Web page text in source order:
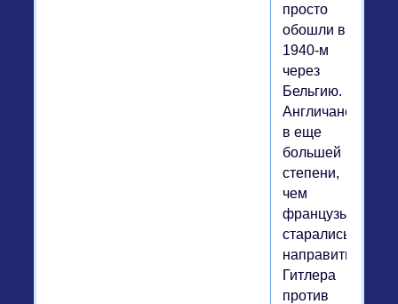
просто
обошли в
1940-м
через
Бельгию.
Англичане
в еще
большей
степени,
чем
французы,
старались
направить
Гитлера
против